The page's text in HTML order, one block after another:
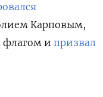
Карповым,
флагом и призвал